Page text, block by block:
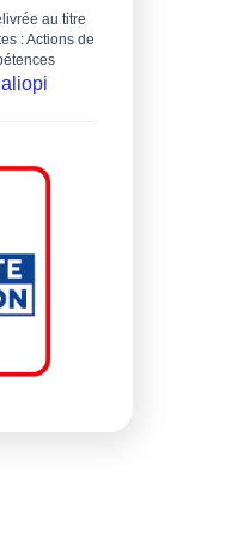
au titre
: Actions de